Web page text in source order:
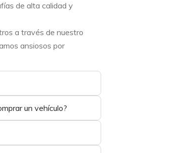
de alta calidad y
a través de nuestro
ansiosos por
un vehículo?